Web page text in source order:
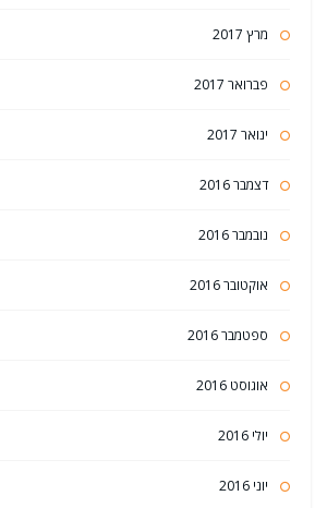
מרץ 2017
פברואר 2017
ינואר 2017
דצמבר 2016
נובמבר 2016
אוקטובר 2016
ספטמבר 2016
אוגוסט 2016
יולי 2016
יוני 2016